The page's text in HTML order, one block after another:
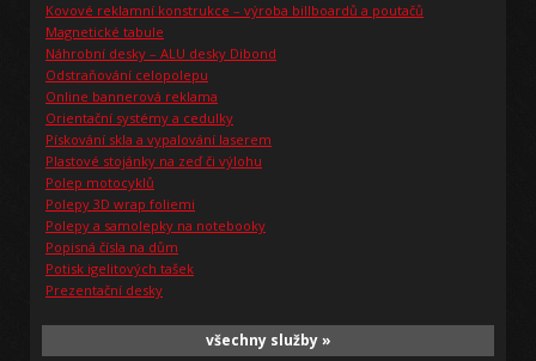
Kovové reklamní konstrukce – výroba billboardů a poutačů
Magnetické tabule
Náhrobní desky – ALU desky Dibond
Odstraňování celopolepu
Online bannerová reklama
Orientační systémy a cedulky
Pískování skla a vypalování laserem
Plastové stojánky na zeď či výlohu
Polep motocyklů
Polepy 3D wrap foliemi
Polepy a samolepky na notebooky
Popisná čísla na dům
Potisk igelitových tašek
Prezentační desky
všechny služby »